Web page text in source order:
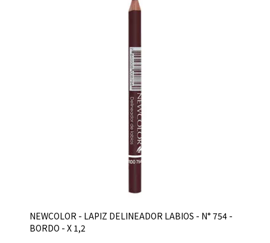
NEWCOLOR - LAPIZ DELINEADOR LABIOS - N° 754 -
BORDO - X 1,2